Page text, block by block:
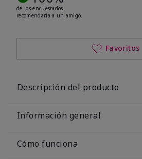
de los encuestados
recomendaría a un amigo.
Favoritos
Descripción del producto
Información general
Cómo funciona